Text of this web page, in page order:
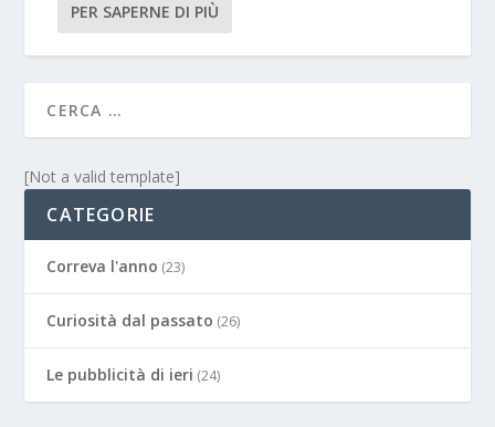
PER SAPERNE DI PIÙ
[Not a valid template]
CATEGORIE
Correva l'anno (23)
Curiosità dal passato (26)
Le pubblicità di ieri (24)